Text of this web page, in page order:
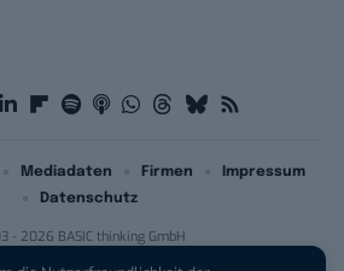
- 2026 BASIC thinking GmbH
Mediadaten Firmen
Impressum
Datenschutz